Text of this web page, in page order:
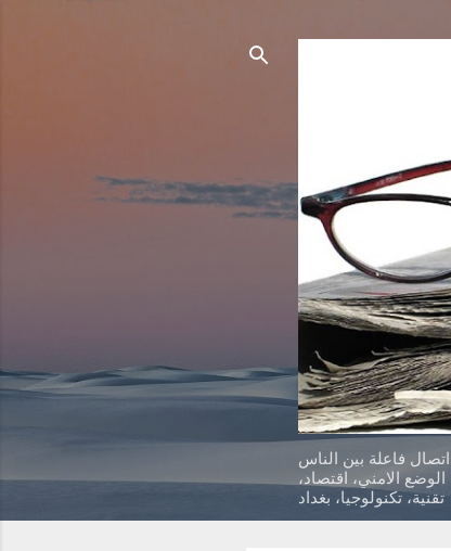
فاعلة بين الناس
الامني، اقتصاد،
تقنية، تكنولوجيا، بغداد